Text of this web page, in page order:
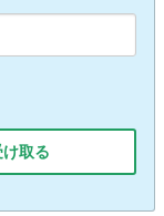
取る